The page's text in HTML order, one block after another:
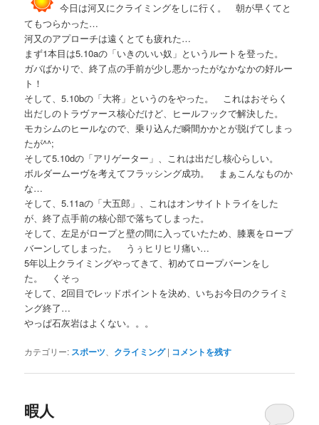
今日は河又にクライミングをしに行く。 朝が早くてと
てもつらかった…
河又のアプローチは遠くとても疲れた…
まず1本目は5.10aの「いきのいい奴」というルートを登った。
ガバばかりで、終了点の手前が少し悪かったがなかなかの好ルー
ト！
そして、5.10bの「大将」というのをやった。 これはおそらく
出だしのトラヴァース核心だけど、ヒールフックで解決した。
モカシムのヒールなので、乗り込んだ瞬間かかとが脱げてしまっ
たが^^;
そして5.10dの「アリゲーター」、これは出だし核心らしい。
ボルダームーヴを考えてフラッシング成功。 まぁこんなものか
な…
そして、5.11aの「大五郎」、これはオンサイトトライをした
が、終了点手前の核心部で落ちてしまった。
そして、左足がロープと壁の間に入っていたため、膝裏をロープ
バーンしてしまった。 うぅヒリヒリ痛い…
5年以上クライミングやってきて、初めてロープバーンをし
た。 くそっ
そして、2回目でレッドポイントを決め、いちお今日のクライミ
ング終了…
やっぱ石灰岩はよくない。。。
カテゴリー: スポーツ クライミング | コメントを残す
暇人